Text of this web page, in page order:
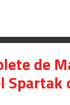
de
Spartak